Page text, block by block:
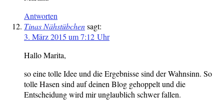
Antworten
Tinas Nähstübchensagt:
3. März 2015 um 7:12 Uhr
Hallo Marita,
so eine tolle Idee und die Ergebnisse sind der Wahnsinn. So
tolle Hasen sind auf deinen Blog gehoppelt und die
Entscheidung wird mir unglaublich schwer fallen.